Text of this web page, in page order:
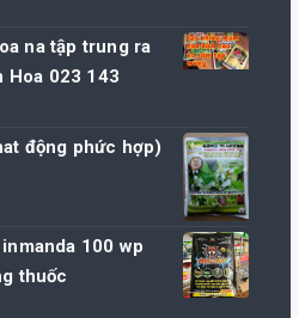
na tập trung ra
Hoa 023 143
động phức hợp)
tại
100 wp
thuốc